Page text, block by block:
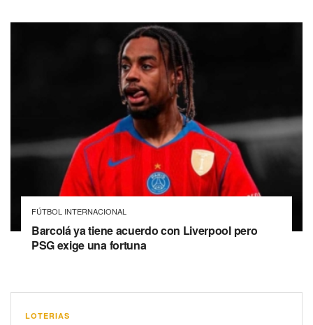
FÚTBOL INTERNACIONAL
Barcolá ya tiene acuerdo con Liverpool pero
PSG exige una fortuna
LOTERIAS